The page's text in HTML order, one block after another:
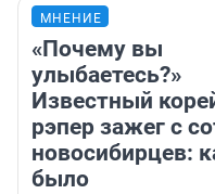
МНЕНИЕ
«Почему вы
улыбаетесь?»
Известный
рэпер зажег с
новосибирцев:
было